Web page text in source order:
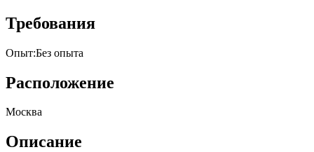
Требования
Опыт:Без опыта
Расположение
Москва
Описание